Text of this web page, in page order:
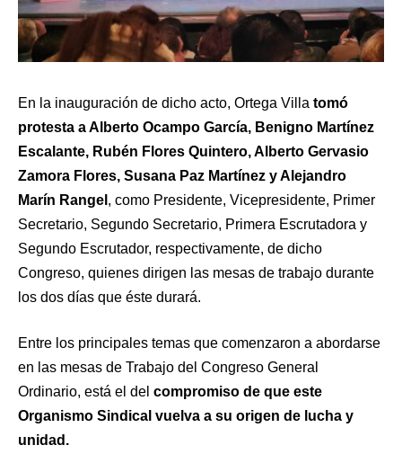
En la inauguración de dicho acto, Ortega Villa tomó
protesta a Alberto Ocampo García, Benigno Martínez
Escalante, Rubén Flores Quintero, Alberto Gervasio
Zamora Flores, Susana Paz Martínez y Alejandro
Marín Rangel , como Presidente, Vicepresidente, Primer
Secretario, Segundo Secretario, Primera Escrutadora y
Segundo Escrutador, respectivamente, de dicho
Congreso, quienes dirigen las mesas de trabajo durante
los dos días que éste durará.
Entre los principales temas que comenzaron a abordarse
en las mesas de Trabajo del Congreso General
Ordinario, está el del compromiso de que este
Organismo Sindical vuelva a su origen de lucha y
unidad.